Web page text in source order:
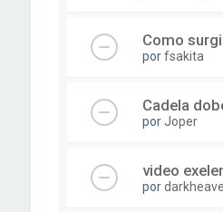
Como
porfsakita
Cadela
por Joper
video
por